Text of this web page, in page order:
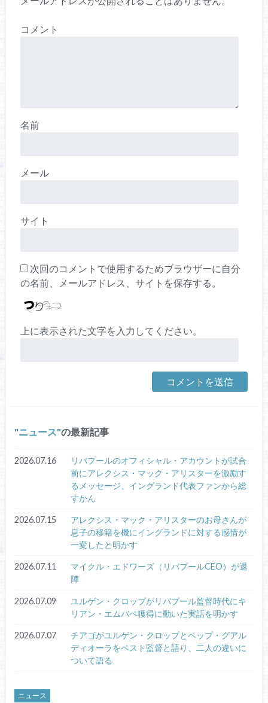
コメント
名前
メール
サイト
次回のコメントで使用するためブラウザーに自分
の名前、メールアドレス、サイトを保存する。
上に表示された文字を入力してください。
ニュース の最新記事
2026.07.16
リバプールのオフィシャル・アカウントが試合
前にアレクシス・マック・アリスターを激励す
るメッセージ、イングランド代表ファンから総
すかん
2026.07.15
アレクシス・マック・アリスターのお母さんが
息子の移籍を機にイングランドに対する感情が
一変したと明かす
2026.07.11
マイクル・エドワーズ（リバプールCEO）が退
陣
2026.07.09
ユルゲン・クロップがリバプール監督時代にキ
リアン・エムバペ獲得に動いた実話を明かす
2026.07.07
チアゴがユルゲン・クロップとペップ・グアル
ディオーラをベスト監督と語り、二人の違いに
ついて語る
ニュース